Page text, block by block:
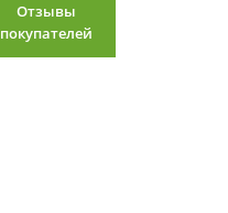
Отзывы
покупателей